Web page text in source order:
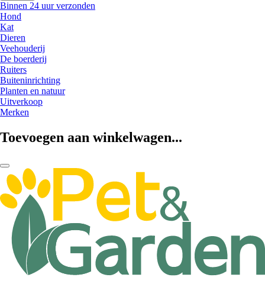
Binnen 24 uur verzonden
Hond
Kat
Dieren
Veehouderij
De boerderij
Ruiters
Buiteninrichting
Planten en natuur
Uitverkoop
Merken
Toevoegen aan winkelwagen...